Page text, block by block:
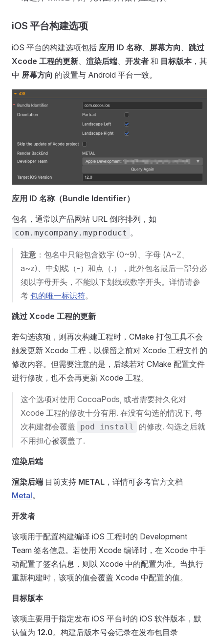
iOS 平台构建选项
iOS 平台的构建选项包括 应用 ID 名称、 屏幕方向 、 跳过
Xcode 工程的更新、 渲染后端、 开发者 和 目标版本，其
中 屏幕方向 的设置与 Android 平台一致。
应用 ID 名称（Bundle Identifier）
包名，通常以产品网站 URL 倒序排列，如
com.mycompany.myproduct 。
注意 ：包名中只能包含数字 (0~9)、字母 (A~Z、
a~z)、中划线（-）和点（.），此外包名最后一部分必
须以字母开头，不能以下划线或数字开头。详情请参
考 包的唯一标识符。
跳过 Xcode 工程的更新
若勾选该项，则再次构建工程时，CMake 打包工具不会
触发更新 Xcode 工程，以保留之前对 Xcode 工程文件的
修改内容。但需要注意的是，后续若对 CMake 配置文件
进行修改，也不会再更新 Xcode 工程。
这个选项对使用 CocoaPods, 或者需要持久化对
Xcode 工程的修改十分有用. 在没有勾选的情况下, 每
次构建都会覆盖
pod install
的修改. 勾选之后就
不用担心被覆盖了.
渲染后端
渲染后端 目前支持 METAL ，详情可参考官方文档
Metal。
开发者
该项用于配置构建编译 iOS 工程时的 Development
Team 签名信息。若使用 Xcode 编译时，在 Xcode 中手
动配置了签名信息，则以 Xcode 中的配置为准。当执行
重新构建时，该项的值会覆盖 Xcode 中配置的值。
目标版本
该项主要用于指定发布 iOS 平台时的 iOS 软件版本，默
认值为 12.0。构建后版本号会记录在发布包目录